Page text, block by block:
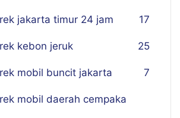
jakarta timur 24 jam 17
kebon jeruk 25
mobil buncit jakarta 7
mobil daerah cempaka